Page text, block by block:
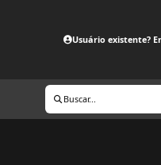
Usuário existente?
Buscar...